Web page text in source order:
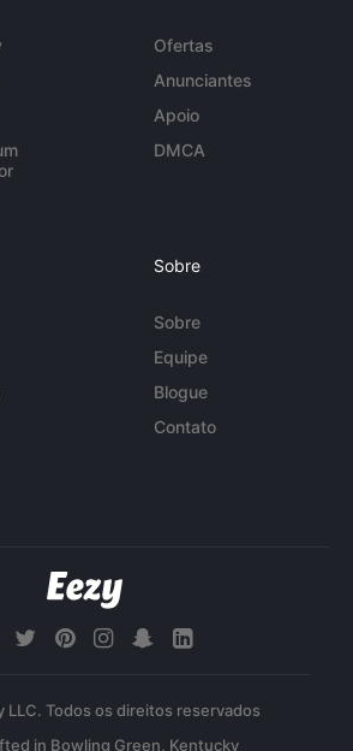
Ofertas
Anunciantes
Apoio
DMCA
Sobre
Sobre
Equipe
Blogue
Contato
LLC. Todos os direitos reservados